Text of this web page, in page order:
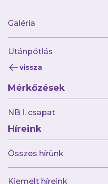
Galéria
Utánpótlás
vissza
Mérkőzések
NB I. csapat
Híreink
Összes hírünk
Kiemelt híreink
Hivatalos
André Duarte